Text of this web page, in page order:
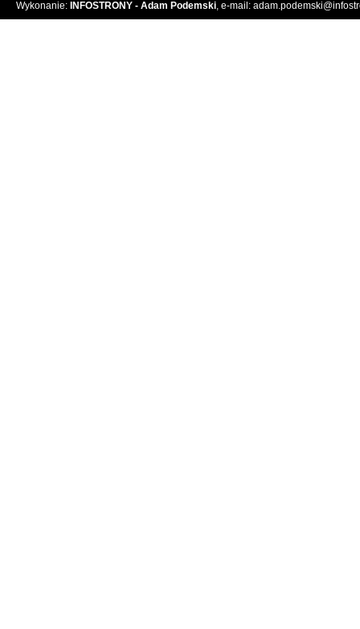
Wykonanie: INFOSTRONY - Adam Podemski, e-mail: